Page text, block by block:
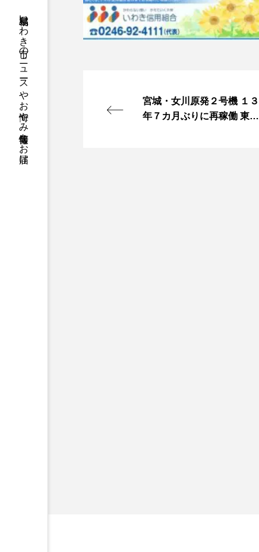
福島県いわき市のニュースやお悔やみ情報等をお届け
宮城・女川原発２号機 １３
年７カ月ぶりに再稼働 東日